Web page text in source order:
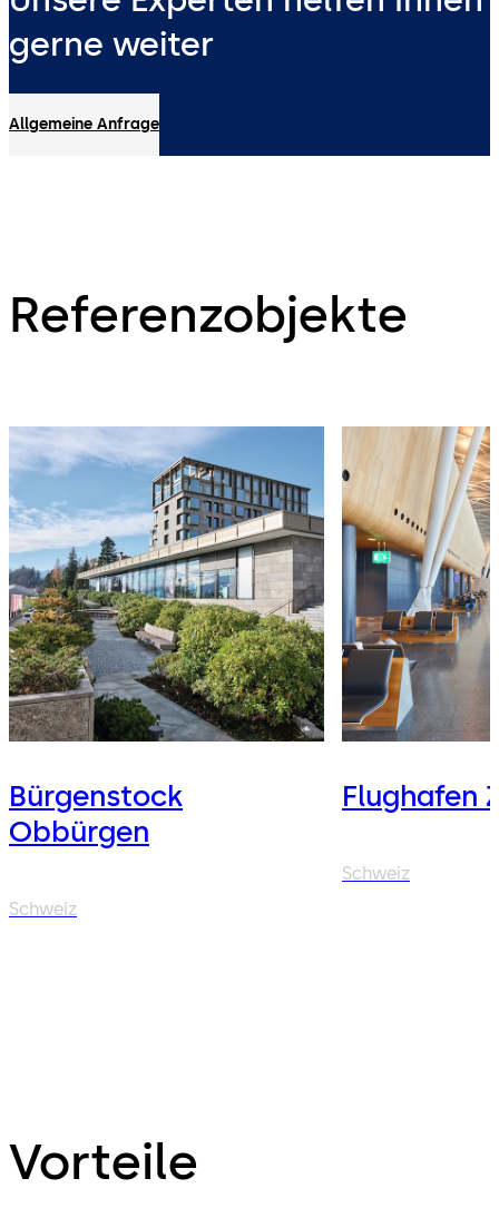
gerne weiter
Allgemeine Anfrage
Referenzobjekte
Bürgenstock
Obbürgen
Schweiz
Flughafen
Schweiz
Vorteile